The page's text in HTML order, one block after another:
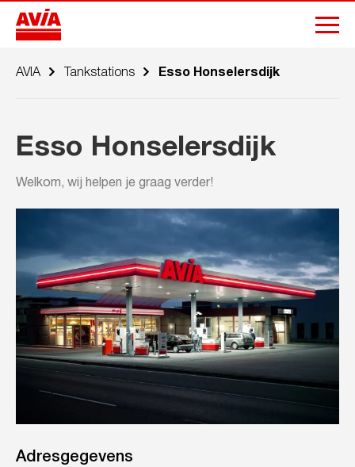
AVIA Tankstations Esso Honselersdijk
Esso Honselersdijk
Welkom, wij helpen je graag verder!
Adresgegevens